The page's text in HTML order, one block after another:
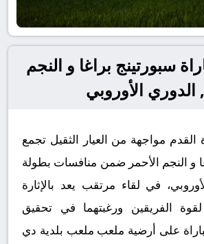
سبورتينج براغا و النجم
الدوري الأوروبي
مواجهة من العيار الثقيل تجمع
و النجم الأحمر ضمن منافسات بطولة
في لقاء مرتقب يعد بالإثارة
الفريقين ورغبتهما في تحقيق
على أرضية ملعب ملعب بلدية دي